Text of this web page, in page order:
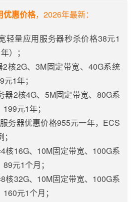
优惠价格，2026年最新：
轻量应用服务器秒杀价格38元1
）；
核2G、3M固定带宽、40G系统
1年；
器2核4G、5M固定带宽、80G系
元1年；
务器优惠价格955元一年，ECS
核16G、10M固定带宽、100G系
元1个月；
核32G、10M固定带宽、100G系
元1个月；